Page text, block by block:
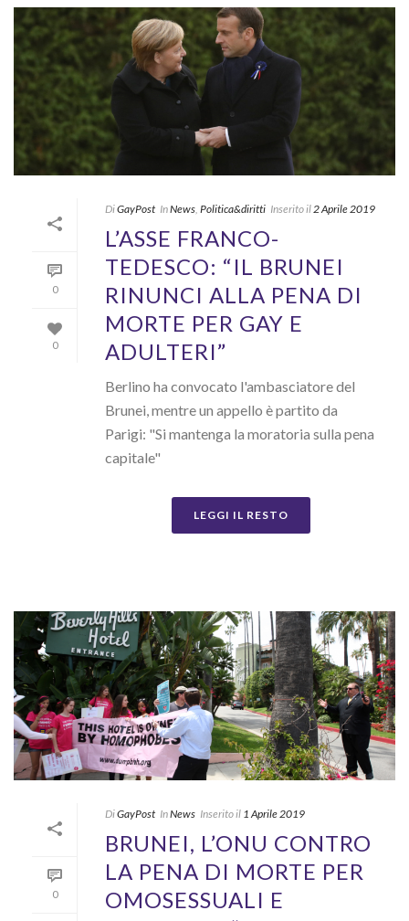
0
0
DiGayPost InNews, Politica&diritti Inserito il2 Aprile 2019
L’ASSE FRANCO-
TEDESCO: “IL BRUNEI
RINUNCI ALLA PENA DI
MORTE PER GAY E
ADULTERI”
Berlino ha convocato l'ambasciatore del
Brunei, mentre un appello è partito da
Parigi: "Si mantenga la moratoria sulla pena
capitale"
LEGGI IL RESTO
0
DiGayPost InNews Inserito il 1 Aprile 2019
BRUNEI, L’ONU CONTRO
LA PENA DI MORTE PER
OMOSESSUALI E